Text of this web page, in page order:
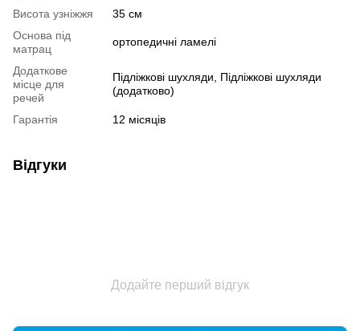
Висота узніжжя
35 см
Основа під
матрац
ортопедичні ламелі
Додаткове
місце для
речей
Підліжкові шухляди, Підліжкові шухляди
(додатково)
Гарантія 12 місяців
Відгуки
Додайте перший відгук